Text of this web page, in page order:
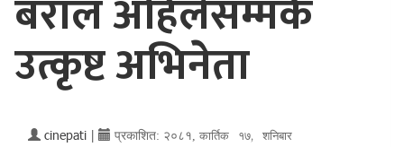
बराल अहिलेसम्मकै
उत्कृष्ट अभिनेता
cinepati | प्रकाशित: २०८१, कार्तिक १७, शनिबार